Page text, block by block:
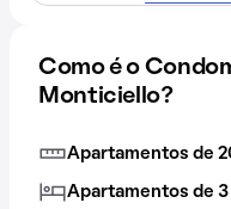
Como é o
Monticiello?
Apartamentos de
Apartamentos de 3